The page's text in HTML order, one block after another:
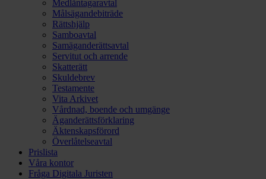
Medlåntagaravtal
Målsägandebiträde
Rättshjälp
Samboavtal
Samäganderättsavtal
Servitut och arrende
Skatterätt
Skuldebrev
Testamente
Vita Arkivet
Vårdnad, boende och umgänge
Äganderättsförklaring
Äktenskapsförord
Överlåtelseavtal
Prislista
Våra kontor
Fråga Digitala Juristen